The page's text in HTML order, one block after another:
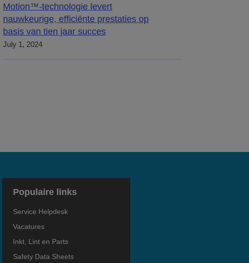
Motion™-technologie levert
nauwkeurige, efficiënte prestaties op
basis van tien jaar succes
July 1, 2024
Populaire links
Service Helpdesk
Vacatures
Inkt, Lint en Parts
Safety Data Sheets